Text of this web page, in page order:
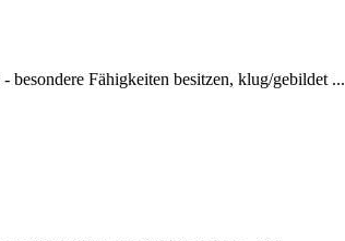
besondere Fähigkeiten besitzen, klug/gebildet ...